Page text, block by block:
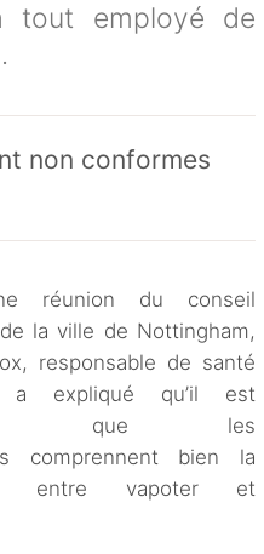
tout employé de
non conformes
réunion du conseil
la ville de Nottingham,
responsable de santé
a expliqué qu’il est
que les
comprennent bien la
entre vapoter et